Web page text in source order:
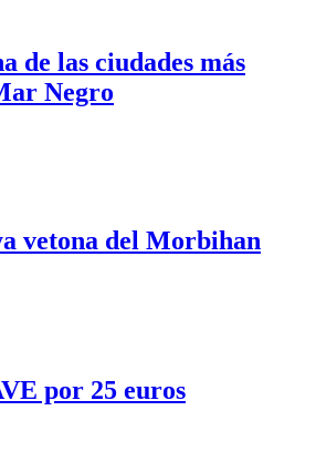
de las ciudades más
Negro
vetona del Morbihan
por 25 euros